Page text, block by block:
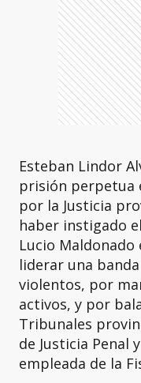
Esteban Lindor
prisión perpetua
por la Justicia
haber instigado
Lucio
liderar una
violentos, por
activos, y por
Tribunales
de Justicia Penal
empleada de la